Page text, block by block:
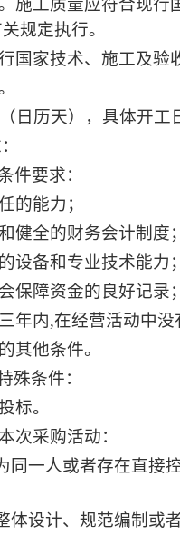
施工质量应符合现
规定执行。
国家技术、施工及验
日历天）， 具体开工
件要求：
的能力；
健全的财务会计制度
设备和专业技术能力
保障资金的良好记录
年内,在经营活动中
其他条件。
殊条件：
标。
次采购活动：
同一人或者存在直接
体设计、规范编制或